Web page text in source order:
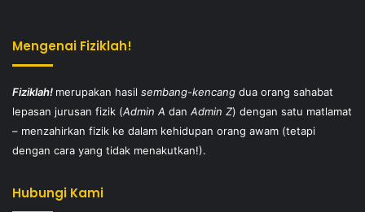
Mengenai Fiziklah!
Fiziklah! merupakan hasil sembang-kencang dua orang sahabat
lepasan jurusan fizik (Admin A dan Admin Z) dengan satu matlamat
– menzahirkan fizik ke dalam kehidupan orang awam (tetapi
dengan cara yang tidak menakutkan!).
Hubungi Kami